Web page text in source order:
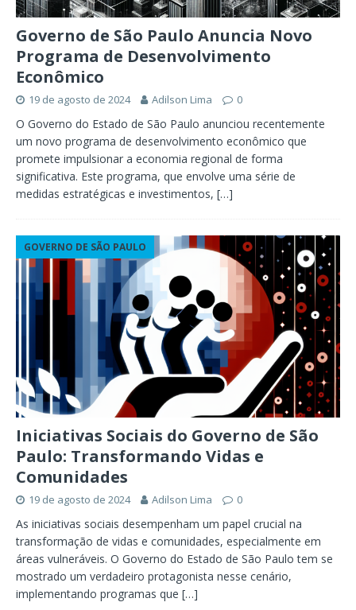
Governo de São Paulo Anuncia Novo
Programa de Desenvolvimento
Econômico
19 de agosto de 2024 Adilson Lima 0
O Governo do Estado de São Paulo anunciou recentemente
um novo programa de desenvolvimento econômico que
promete impulsionar a economia regional de forma
significativa. Este programa, que envolve uma série de
medidas estratégicas e investimentos, […]
GOVERNO DE SÃO PAULO
Iniciativas Sociais do Governo de São
Paulo: Transformando Vidas e
Comunidades
19 de agosto de 2024 Adilson Lima 0
As iniciativas sociais desempenham um papel crucial na
transformação de vidas e comunidades, especialmente em
áreas vulneráveis. O Governo do Estado de São Paulo tem se
mostrado um verdadeiro protagonista nesse cenário,
implementando programas que […]